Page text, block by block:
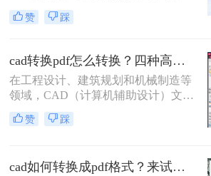
PDF格式具有跨平台兼容性好、文件
体积小、易于分享和打印等优点。那
本文将介绍三种将CAD图纸转换为
PDF的方法。
赞 踩
cad转换pdf怎么转换？四种高效方法详解，轻松搞定格式转换！
在工程设计、建筑规划和机械制造等
领域，CAD（计算机辅助设计）文件
是承载核心设计思想的数字载体。然
而，当需要向客户展示方案、进行图
原因在于，对方可能没有安装相应的
赞 踩
cad如何转换成pdf格式？来试试这三种方法吧！